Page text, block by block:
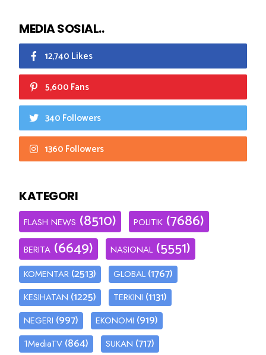
MEDIA SOSIAL..
12,740 Likes
5,600 Fans
340 Followers
1360 Followers
KATEGORI
FLASH NEWS (8510) POLITIK (7686)
BERITA (6649) NASIONAL (5551)
KOMENTAR (2513) GLOBAL (1767)
KESIHATAN (1225) TERKINI (1131)
NEGERI (997) EKONOMI (919)
1MediaTV (864) SUKAN (717)